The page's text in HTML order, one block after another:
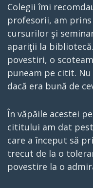
Colegii îmi
profesorii, am
cursurilor şi
apariţii la
povestiri, o
puneam pe citit.
dacă era bună de
În văpăile acestei
cititului am dat
care a început să
trecut de la o
povestire la o